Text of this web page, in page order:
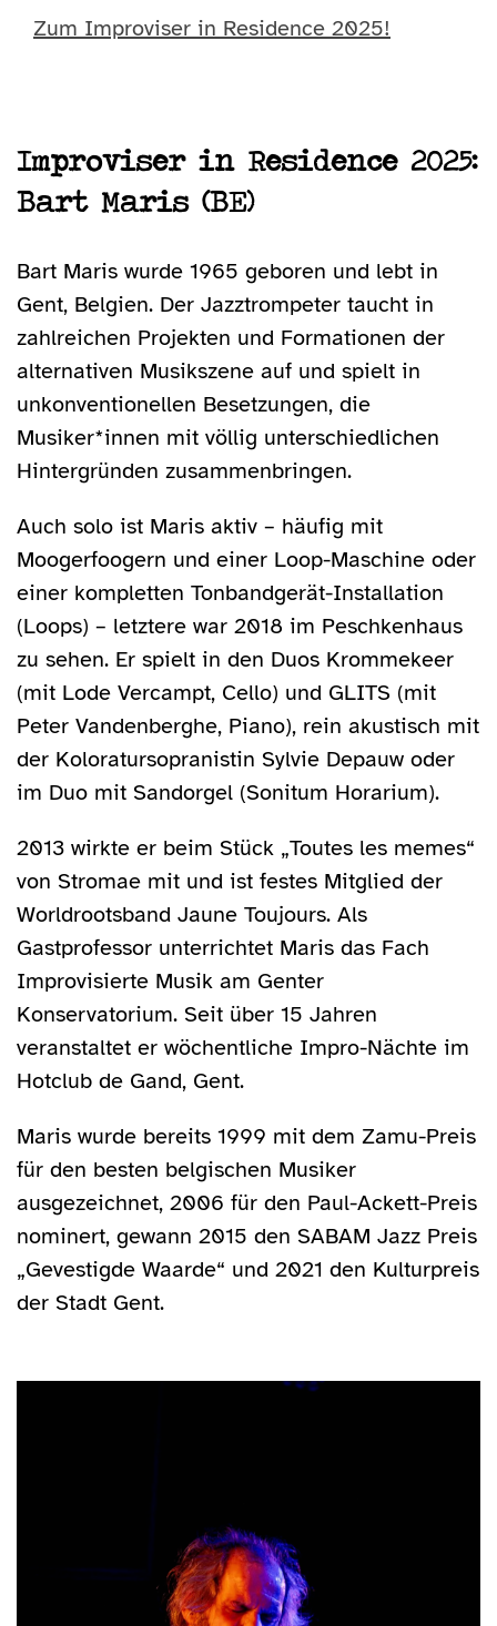
Zum Improviser in Residence 2025!
Improviser in Residence 2025:
Bart Maris (BE)
Bart Maris wurde 1965 geboren und lebt in
Gent, Belgien. Der Jazztrompeter taucht in
zahlreichen Projekten und Formationen der
alternativen Musikszene auf und spielt in
unkonventionellen Besetzungen, die
Musiker*innen mit völlig unterschiedlichen
Hintergründen zusammenbringen.
Auch solo ist Maris aktiv – häufig mit
Moogerfoogern und einer Loop-Maschine oder
einer kompletten Tonbandgerät-Installation
(Loops) – letztere war 2018 im Peschkenhaus
zu sehen. Er spielt in den Duos Krommekeer
(mit Lode Vercampt, Cello) und GLITS (mit
Peter Vandenberghe, Piano), rein akustisch mit
der Koloratursopranistin Sylvie Depauw oder
im Duo mit Sandorgel (Sonitum Horarium).
2013 wirkte er beim Stück „Toutes les memes“
von Stromae mit und ist festes Mitglied der
Worldrootsband Jaune Toujours. Als
Gastprofessor unterrichtet Maris das Fach
Improvisierte Musik am Genter
Konservatorium. Seit über 15 Jahren
veranstaltet er wöchentliche Impro-Nächte im
Hotclub de Gand, Gent.
Maris wurde bereits 1999 mit dem Zamu-Preis
für den besten belgischen Musiker
ausgezeichnet, 2006 für den Paul-Ackett-Preis
nominert, gewann 2015 den SABAM Jazz Preis
„Gevestigde Waarde“ und 2021 den Kulturpreis
der Stadt Gent.